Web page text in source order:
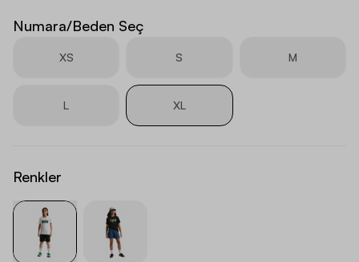
Numara/Beden Seç
XS S M
L XL
Renkler